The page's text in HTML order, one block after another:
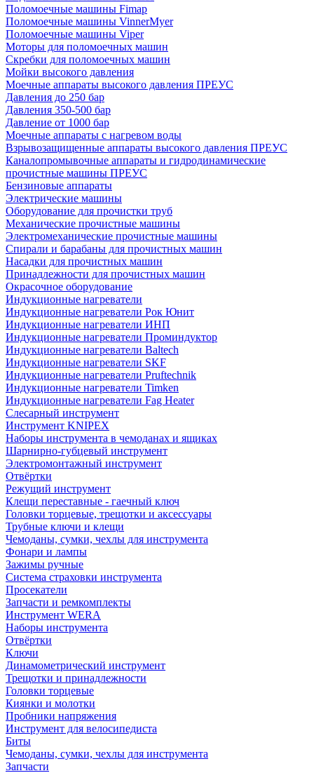
Поломоечные машины Fimap
Поломоечные машины VinnerMyer
Поломоечные машины Viper
Моторы для поломоечных машин
Скребки для поломоечных машин
Мойки высокого давления
Моечные аппараты высокого давления ПРЕУС
Давления до 250 бар
Давления 350-500 бар
Давление от 1000 бар
Моечные аппараты с нагревом воды
Взрывозащищенные аппараты высокого давления ПРЕУС
Каналопромывочные аппараты и гидродинамические
прочистные машины ПРЕУС
Бензиновые аппараты
Электрические машины
Оборудование для прочистки труб
Механические прочистные машины
Электромеханические прочистные машины
Спирали и барабаны для прочистных машин
Насадки для прочистных машин
Принадлежности для прочистных машин
Окрасочное оборудование
Индукционные нагреватели
Индукционные нагреватели Рок Юнит
Индукционные нагреватели ИНП
Индукционные нагреватели Проминдуктор
Индукционные нагреватели Baltech
Индукционные нагреватели SKF
Индукционные нагреватели Pruftechnik
Индукционные нагреватели Timken
Индукционные нагреватели Fag Heater
Слесарный инструмент
Инструмент KNIPEX
Наборы инструмента в чемоданах и ящиках
Шарнирно-губцевый инструмент
Электромонтажный инструмент
Отвёртки
Режущий инструмент
Клещи переставные - гаечный ключ
Головки торцевые, трещотки и аксессуары
Трубные ключи и клещи
Чемоданы, сумки, чехлы для инструмента
Фонари и лампы
Зажимы ручные
Система страховки инструмента
Просекатели
Запчасти и ремкомплекты
Инструмент WERA
Наборы инструмента
Отвёртки
Ключи
Динамометрический инструмент
Трещотки и принадлежности
Головки торцевые
Киянки и молотки
Пробники напряжения
Инструмент для велосипедиста
Биты
Чемоданы, сумки, чехлы для инструмента
Запчасти